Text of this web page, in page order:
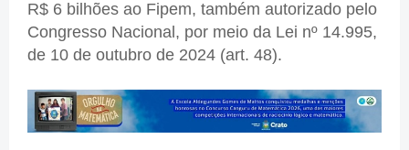
R$ 6 bilhões ao Fipem, também autorizado pelo
Congresso Nacional, por meio da Lei nº 14.995,
de 10 de outubro de 2024 (art. 48).